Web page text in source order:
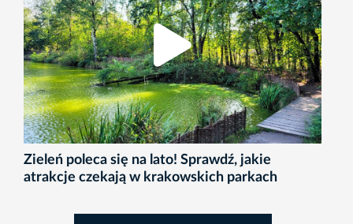
Zieleń poleca się na lato! Sprawdź, jakie
atrakcje czekają w krakowskich parkach